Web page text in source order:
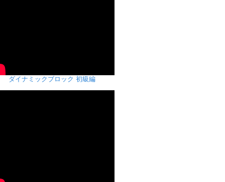
ダイナミックブロック 初級編